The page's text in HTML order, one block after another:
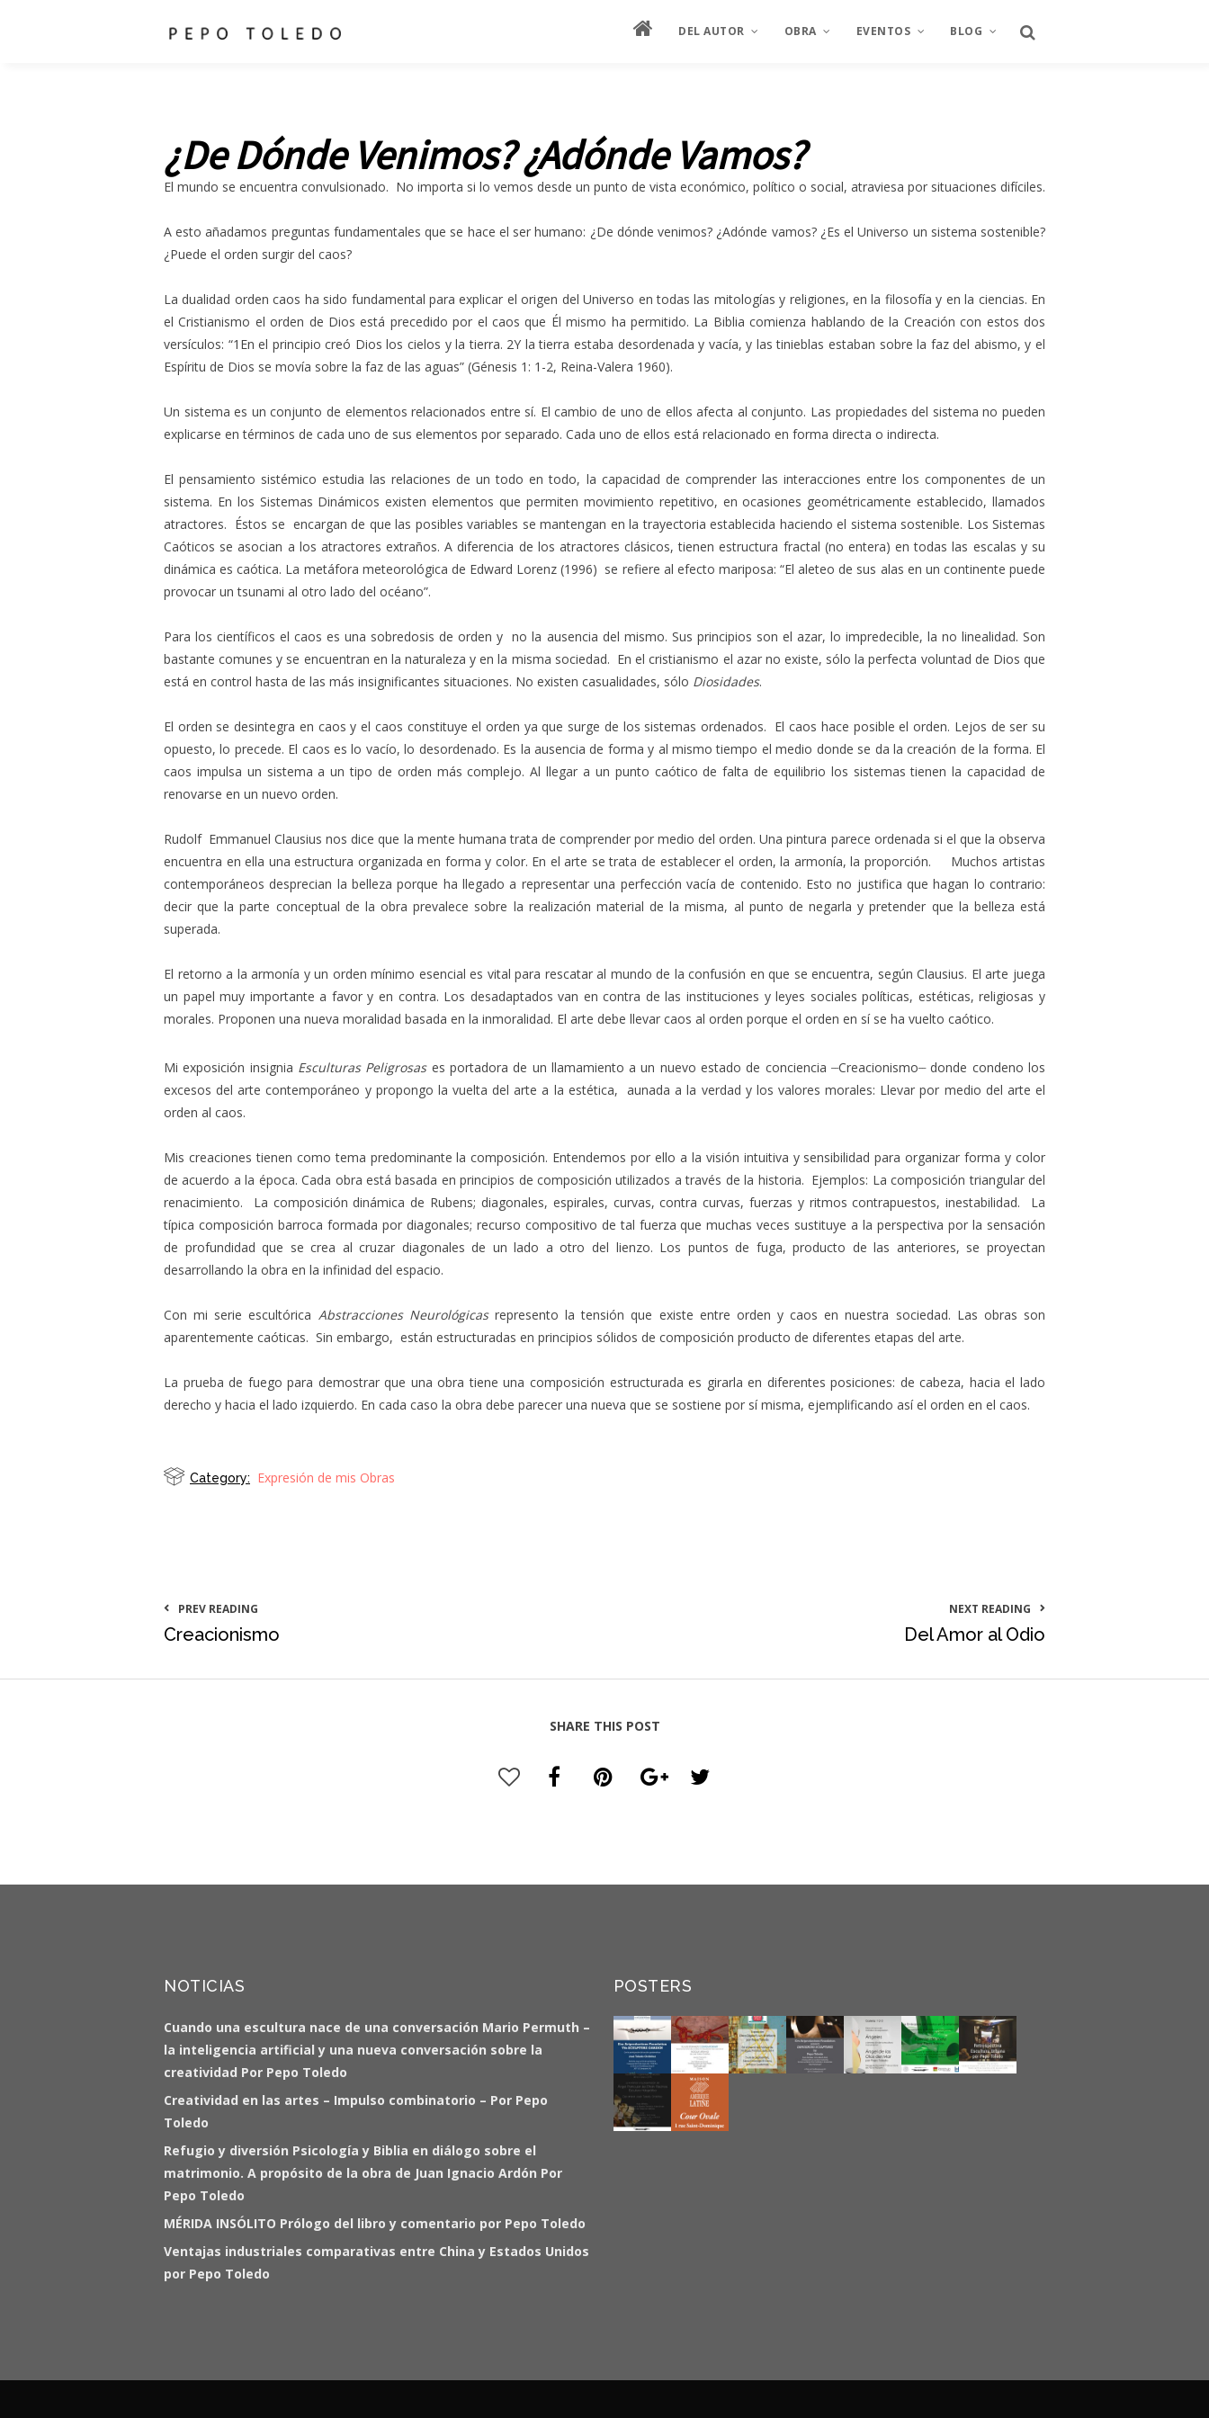
DEL AUTOR
HOJA DE VIDA
SÍNTESIS BIOGRÁFICA
SEMBLANZA ILUSTRADA
ENTREVISTAS
PRODUCCIÓN ARTÍSTICA
OBRA
ESTAMPA
PINTURA
EVENTOS
2020
2019
2017
2014
2013
2012
2010
BLOG
OPINIÓN
LITERATURA
¿De Dónde Venimos? ¿Adónde Vamos?
El mundo se encuentra convulsionado. No importa si lo vemos desde un punto de vista económico, político o social, atraviesa por situaciones difíciles.
A esto añadamos preguntas fundamentales que se hace el ser humano: ¿De dónde venimos? ¿Adónde vamos? ¿Es el Universo un sistema sostenible?
¿Puede el orden surgir del caos?
La dualidad orden caos ha sido fundamental para explicar el origen del Universo en todas las mitologías y religiones, en la filosofía y en la ciencias. En
el Cristianismo el orden de Dios está precedido por el caos que Él mismo ha permitido. La Biblia comienza hablando de la Creación con estos dos
versículos: “1En el principio creó Dios los cielos y la tierra. 2Y la tierra estaba desordenada y vacía, y las tinieblas estaban sobre la faz del abismo, y el
Espíritu de Dios se movía sobre la faz de las aguas” (Génesis 1: 1-2, Reina-Valera 1960).
Un sistema es un conjunto de elementos relacionados entre sí. El cambio de uno de ellos afecta al conjunto. Las propiedades del sistema no pueden
explicarse en términos de cada uno de sus elementos por separado. Cada uno de ellos está relacionado en forma directa o indirecta.
El pensamiento sistémico estudia las relaciones de un todo en todo, la capacidad de comprender las interacciones entre los componentes de un
sistema. En los Sistemas Dinámicos existen elementos que permiten movimiento repetitivo, en ocasiones geométricamente establecido, llamados
atractores. Éstos se encargan de que las posibles variables se mantengan en la trayectoria establecida haciendo el sistema sostenible. Los Sistemas
Caóticos se asocian a los atractores extraños. A diferencia de los atractores clásicos, tienen estructura fractal (no entera) en todas las escalas y su
dinámica es caótica. La metáfora meteorológica de Edward Lorenz (1996) se refiere al efecto mariposa: “El aleteo de sus alas en un continente puede
provocar un tsunami al otro lado del océano”.
Para los científicos el caos es una sobredosis de orden y no la ausencia del mismo. Sus principios son el azar, lo impredecible, la no linealidad. Son
bastante comunes y se encuentran en la naturaleza y en la misma sociedad. En el cristianismo el azar no existe, sólo la perfecta voluntad de Dios que
está en control hasta de las más insignificantes situaciones. No existen casualidades, sólo Diosidades.
El orden se desintegra en caos y el caos constituye el orden ya que surge de los sistemas ordenados. El caos hace posible el orden. Lejos de ser su
opuesto, lo precede. El caos es lo vacío, lo desordenado. Es la ausencia de forma y al mismo tiempo el medio donde se da la creación de la forma. El
caos impulsa un sistema a un tipo de orden más complejo. Al llegar a un punto caótico de falta de equilibrio los sistemas tienen la capacidad de
renovarse en un nuevo orden.
Rudolf Emmanuel Clausius nos dice que la mente humana trata de comprender por medio del orden. Una pintura parece ordenada si el que la observa
encuentra en ella una estructura organizada en forma y color. En el arte se trata de establecer el orden, la armonía, la proporción. Muchos artistas
contemporáneos desprecian la belleza porque ha llegado a representar una perfección vacía de contenido. Esto no justifica que hagan lo contrario:
decir que la parte conceptual de la obra prevalece sobre la realización material de la misma, al punto de negarla y pretender que la belleza está
superada.
El retorno a la armonía y un orden mínimo esencial es vital para rescatar al mundo de la confusión en que se encuentra, según Clausius. El arte juega
un papel muy importante a favor y en contra. Los desadaptados van en contra de las instituciones y leyes sociales políticas, estéticas, religiosas y
morales. Proponen una nueva moralidad basada en la inmoralidad. El arte debe llevar caos al orden porque el orden en sí se ha vuelto caótico.
Mi exposición insignia Esculturas Peligrosases portadora de un llamamiento a un nuevo estado de conciencia Creacionismo donde condeno los
excesos del arte contemporáneo y propongo la vuelta del arte a la estética, aunada a la verdad y los valores morales: Llevar por medio del arte el
orden al caos.
Mis creaciones tienen como tema predominante la composición. Entendemos por ello a la visión intuitiva y sensibilidad para organizar forma y color
de acuerdo a la época. Cada obra está basada en principios de composición utilizados a través de la historia. Ejemplos: La composición triangular del
renacimiento. La composición dinámica de Rubens; diagonales, espirales, curvas, contra curvas, fuerzas y ritmos contrapuestos, inestabilidad. La
típica composición barroca formada por diagonales; recurso compositivo de tal fuerza que muchas veces sustituye a la perspectiva por la sensación
de profundidad que se crea al cruzar diagonales de un lado a otro del lienzo. Los puntos de fuga, producto de las anteriores, se proyectan
desarrollando la obra en la infinidad del espacio.
Con mi serie escultórica Abstracciones Neurológicasrepresento la tensión que existe entre orden y caos en nuestra sociedad. Las obras son
aparentemente caóticas. Sin embargo, están estructuradas en principios sólidos de composición producto de diferentes etapas del arte.
La prueba de fuego para demostrar que una obra tiene una composición estructurada es girarla en diferentes posiciones: de cabeza, hacia el lado
derecho y hacia el lado izquierdo. En cada caso la obra debe parecer una nueva que se sostiene por sí misma, ejemplificando así el orden en el caos.
Category: Expresión de mis Obras
PREV READING
Creacionismo
NEXT READING
Del Amor al Odio
SHARE THIS POST
NOTICIAS
Cuando una escultura nace de una conversación Mario Permuth –
la inteligencia artificial y una nueva conversación sobre la
creatividad Por Pepo Toledo
Creatividad en las artes – Impulso combinatorio – Por Pepo
Toledo
Refugio y diversión Psicología y Biblia en diálogo sobre el
matrimonio. A propósito de la obra de Juan Ignacio Ardón Por
Pepo Toledo
MÉRIDA INSÓLITO Prólogo del libro y comentario por Pepo Toledo
Ventajas industriales comparativas entre China y Estados Unidos
por Pepo Toledo
POSTERS